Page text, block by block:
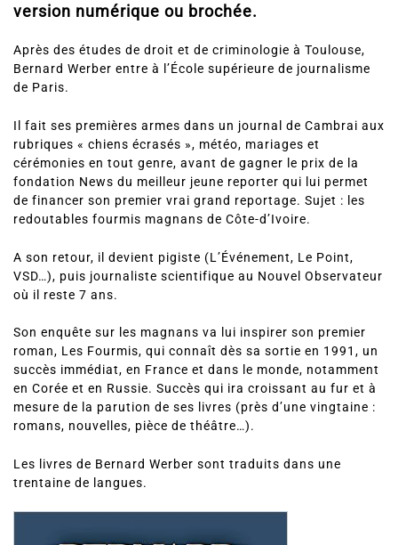
version numérique ou brochée.
Après des études de droit et de criminologie à Toulouse,
Bernard Werber entre à l’École supérieure de journalisme
de Paris.
Il fait ses premières armes dans un journal de Cambrai aux
rubriques « chiens écrasés », météo, mariages et
cérémonies en tout genre, avant de gagner le prix de la
fondation News du meilleur jeune reporter qui lui permet
de financer son premier vrai grand reportage. Sujet : les
redoutables fourmis magnans de Côte-d’Ivoire.
A son retour, il devient pigiste (L’Événement, Le Point,
VSD…), puis journaliste scientifique au Nouvel Observateur
où il reste 7 ans.
Son enquête sur les magnans va lui inspirer son premier
roman, Les Fourmis, qui connaît dès sa sortie en 1991, un
succès immédiat, en France et dans le monde, notamment
en Corée et en Russie. Succès qui ira croissant au fur et à
mesure de la parution de ses livres (près d’une vingtaine :
romans, nouvelles, pièce de théâtre…).
Les livres de Bernard Werber sont traduits dans une
trentaine de langues.